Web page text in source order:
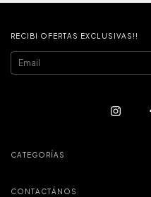
RECIBI OFERTAS EXCLUSIVAS!!
CATEGORÍAS
CONTACTÁNOS